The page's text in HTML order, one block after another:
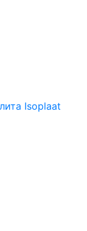
Isoplaat